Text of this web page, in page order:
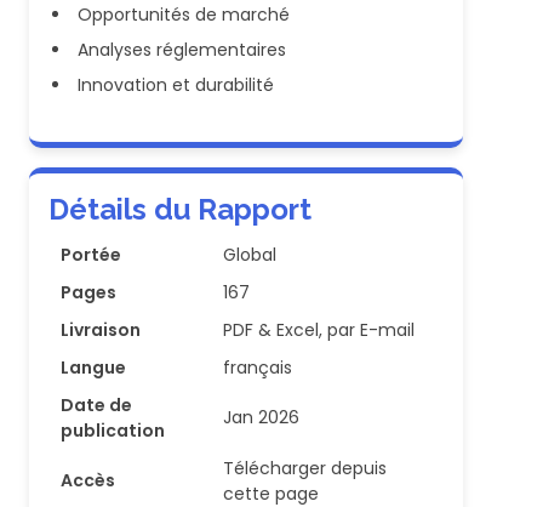
Opportunités de marché
Analyses réglementaires
Innovation et durabilité
Détails du Rapport
Portée
Global
Pages
167
Livraison
PDF & Excel, par E-mail
Langue
français
Date de
publication
Jan 2026
Accès
Télécharger depuis
cette page